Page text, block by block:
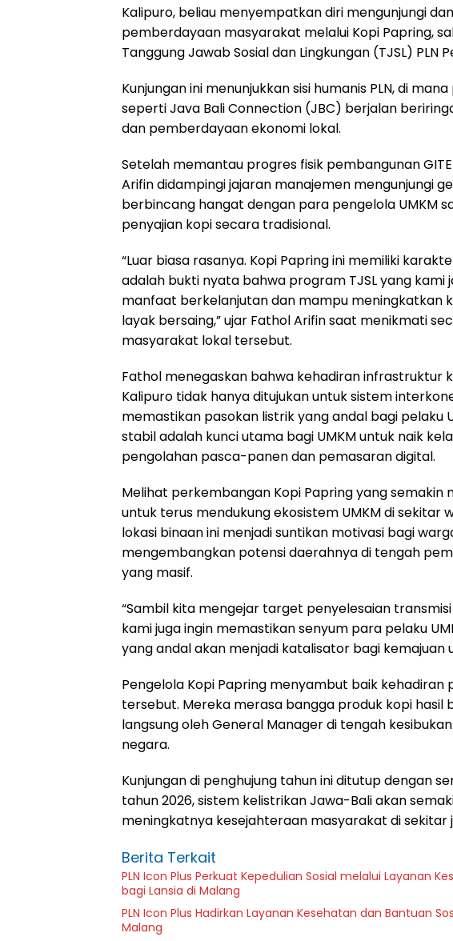
Kalipuro, beliau menyempatkan diri mengunjungi
pemberdayaan masyarakat melalui Kopi Papring,
Tanggung Jawab Sosial dan Lingkungan (TJSL) PLN
Kunjungan ini menunjukkan sisi humanis PLN, di
seperti Java Bali Connection (JBC) berjalan
dan pemberdayaan ekonomi lokal.
Setelah memantau progres fisik pembangunan
Arifin didampingi jajaran manajemen mengunjungi
berbincang hangat dengan para pengelola UMKM
penyajian kopi secara tradisional.
“Luar biasa rasanya. Kopi Papring ini memiliki
adalah bukti nyata bahwa program TJSL yang
manfaat berkelanjutan dan mampu meningkatkan
layak bersaing,” ujar Fathol Arifin saat menikmati
masyarakat lokal tersebut.
Fathol menegaskan bahwa kehadiran infrastruktur
Kalipuro tidak hanya ditujukan untuk sistem
memastikan pasokan listrik yang andal bagi pelaku
stabil adalah kunci utama bagi UMKM untuk naik
pengolahan pasca-panen dan pemasaran digital.
Melihat perkembangan Kopi Papring yang semakin
untuk terus mendukung ekosistem UMKM di sekitar
lokasi binaan ini menjadi suntikan motivasi bagi
mengembangkan potensi daerahnya di tengah
yang masif.
“Sambil kita mengejar target penyelesaian
kami juga ingin memastikan senyum para pelaku
yang andal akan menjadi katalisator bagi kemajuan
Pengelola Kopi Papring menyambut baik kehadiran
tersebut. Mereka merasa bangga produk kopi hasil
langsung oleh General Manager di tengah
negara.
Kunjungan di penghujung tahun ini ditutup dengan
tahun 2026, sistem kelistrikan Jawa-Bali akan
meningkatnya kesejahteraan masyarakat di sekitar
Berita Terkait
PLN Icon Plus Perkuat Kepedulian Sosial melalui Layanan
bagi Lansia di Malang
PLN Icon Plus Hadirkan Layanan Kesehatan dan Bantuan
Malang